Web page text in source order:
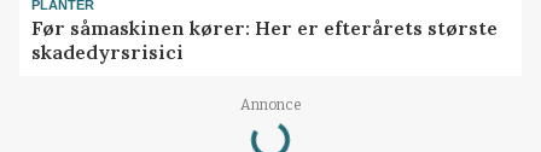
PLANTER
Før såmaskinen kører: Her er efterårets største
skadedyrsrisici
Annonce
Loading...